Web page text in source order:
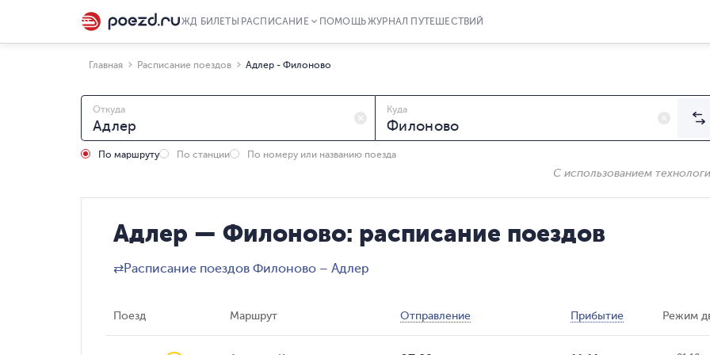
ЖД БИЛЕТЫ РАСПИСАНИЕ ПОМОЩЬЖУРНАЛ ПУТЕШЕСТВИЙ
Главная Расписание поездов Адлер - Филоново
Откуда Куда
По маршруту По станции По номеру или названию поезда
С использованием
Адлер — Филоново: расписание поездов
⇄Расписание поездов Филоново – Адлер
Поезд Маршрут Отправление Прибытие Режим